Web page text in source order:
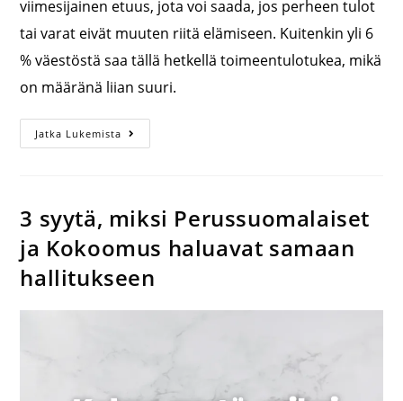
viimesijainen etuus, jota voi saada, jos perheen tulot
tai varat eivät muuten riitä elämiseen. Kuitenkin yli 6
% väestöstä saa tällä hetkellä toimeentulotukea, mikä
on määränä liian suuri.
Jatka Lukemista
3 syytä, miksi Perussuomalaiset
ja Kokoomus haluavat samaan
hallitukseen